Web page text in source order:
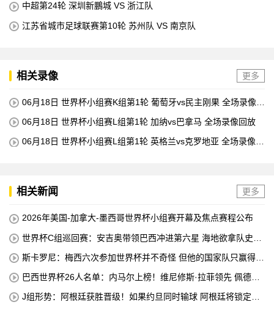
中超第24轮 深圳新鵬城 VS 浙江队
江苏省城市足球联赛第10轮 苏州队 VS 南京队
相关录像 更多
06月18日 世界杯小组赛K组第1轮 葡萄牙vs民主刚果 全场录像回
06月18日 世界杯小组赛L组第1轮 加纳vs巴拿马 全场录像回放
06月18日 世界杯小组赛L组第1轮 英格兰vs克罗地亚 全场录像回
相关新闻 更多
2026年美国-加拿大-墨西哥世界杯小组赛开幕及焦点赛程公布
世界杯C组巡回赛：安吉奥带领巴西冲进第六星 海地欲拿队史首
斯卡罗尼：梅西六次参加世界杯并不奇怪 但他的国家队只赢得了
巴西世界杯26人名单：内马尔上榜！维尼修斯·拉菲领先 佩德罗
J组形势：阿根廷获胜晋级！如果约旦同时输球 阿根廷将锁定榜